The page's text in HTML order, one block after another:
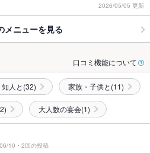
2026/05/05 更新
メニューを見る
口コミ機能について
人と(32) 家族・子供と(11)
大人数の宴会(1)
10・2回の投稿